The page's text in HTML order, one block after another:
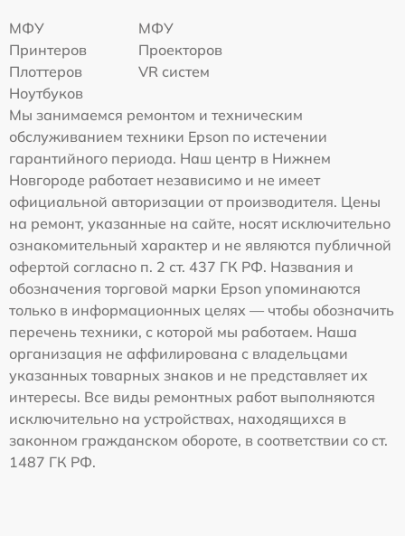
МФУ
МФУ
Принтеров
Проекторов
Плоттеров
VR систем
Ноутбуков
Мы занимаемся ремонтом и техническим
обслуживанием техники Epson по истечении
гарантийного периода. Наш центр в Нижнем
Новгороде работает независимо и не имеет
официальной авторизации от производителя. Цены
на ремонт, указанные на сайте, носят исключительно
ознакомительный характер и не являются публичной
офертой согласно п. 2 ст. 437 ГК РФ. Названия и
обозначения торговой марки Epson упоминаются
только в информационных целях — чтобы обозначить
перечень техники, с которой мы работаем. Наша
организация не аффилирована с владельцами
указанных товарных знаков и не представляет их
интересы. Все виды ремонтных работ выполняются
исключительно на устройствах, находящихся в
законном гражданском обороте, в соответствии со ст.
1487 ГК РФ.